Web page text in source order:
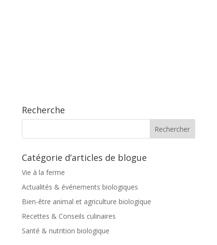
Recherche
Catégorie d’articles de blogue
Vie à la ferme
Actualités & événements biologiques
Bien-être animal et agriculture biologique
Recettes & Conseils culinaires
Santé & nutrition biologique